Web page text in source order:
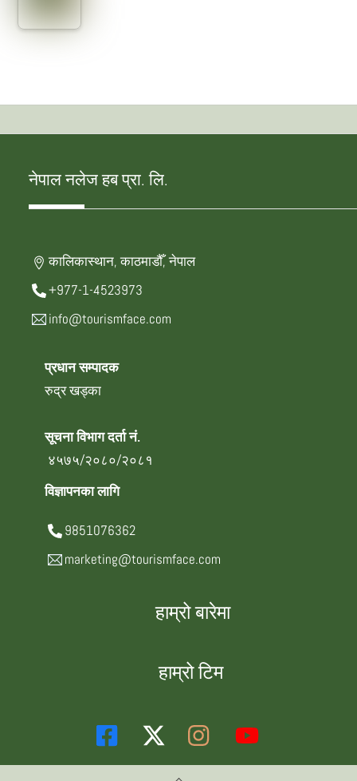
नेपाल नलेज हब प्रा. लि.
कालिकास्थान, काठमाडौँ, नेपाल
+977-1-4523973
info@tourismface.com
प्रधान सम्पादक
रुद्र खड्का
सूचना विभाग दर्ता नं.
४५७५/२०८०/२०८१
विज्ञापनका लागि
9851076362
marketing@tourismface.com
हाम्रो बारेमा
हाम्रो टिम